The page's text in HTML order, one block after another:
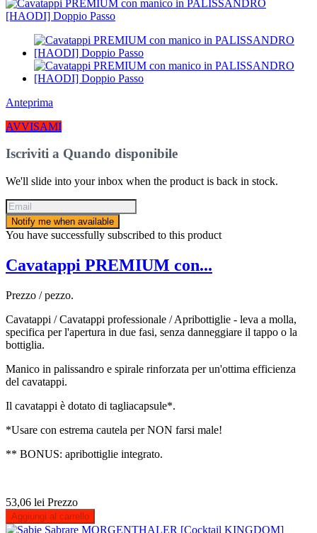
Anteprima
AVVISAMI
Iscriviti a Quando disponibile
We'll slide into your inbox when the product is back in stock.
Notify me when available
You have successfully subscribed to this product
Cavatappi PREMIUM con...
Prezzo / pezzo.
Cavatappi / Cavatappi professionale / Apribottiglie - leva a molla,
specifica per l'apertura in due fasi, senza danneggiare il tappo o la
bottiglia.
Manico in palissandro e spirale rinforzata per un'ottima efficienza
del cavatappi.
Il cavatappi è dotato di tagliacapsule*.
*Usare con estrema cautela per NON farsi male!
** BONUS: apribottiglie integrato.
53,06 lei Prezzo
Aggiungi al carrello